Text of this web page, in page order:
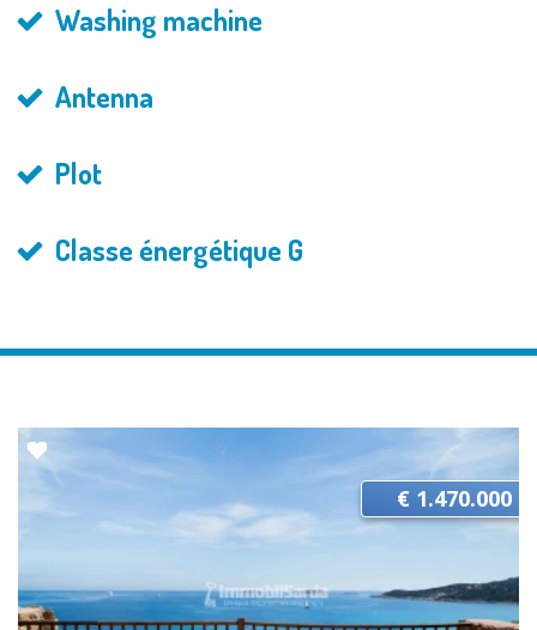
Washing machine
Antenna
Plot
Classe énergétique G
€ 1.470.000